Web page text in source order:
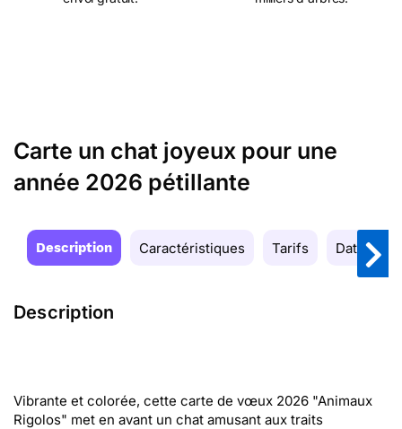
Carte un chat joyeux pour une
année 2026 pétillante
Description Caractéristiques Tarifs Date de
Description
Vibrante et colorée, cette carte de vœux 2026 "Animaux
Rigolos" met en avant un chat amusant aux traits